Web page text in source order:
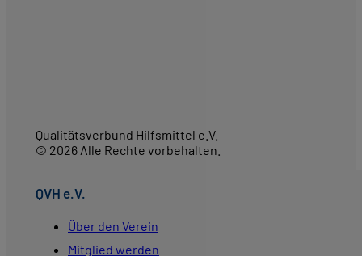
Qualitätsverbund Hilfsmittel e.V.
© 2026 Alle Rechte vorbehalten.
QVH e.V.
Über den Verein
Mitglied werden